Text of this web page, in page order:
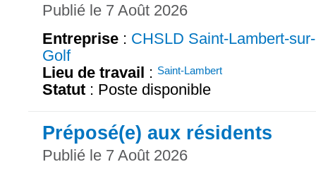
Publié le 7 Août 2026
Entreprise : CHSLD Saint-Lambert-
Golf
Lieu de travail : Saint-Lambert
Statut : Poste disponible
Préposé(e) aux résidents
Publié le 7 Août 2026